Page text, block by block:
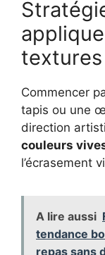
textures
Commencer
tapis ou une
direction
couleurs
l’écrasement
A lire aussi
tendance
repas sans